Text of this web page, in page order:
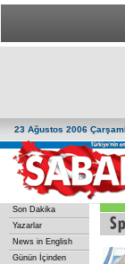
23 Ağustos 2006
Son Dakika
Yazarlar
News in English
Günün İçinden